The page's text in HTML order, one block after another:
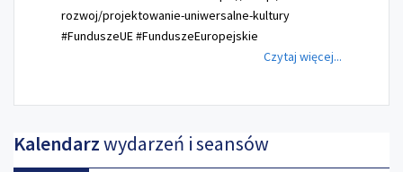
rozwoj/projektowanie-uniwersalne-kultury
#FunduszeUE #FunduszeEuropejskie
Czytaj więcej...
Kalendarzwydarzeń i seansów